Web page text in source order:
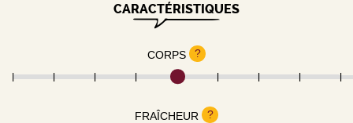
CARACTÉRISTIQUES
CORPS ?
FRAÎCHEUR ?